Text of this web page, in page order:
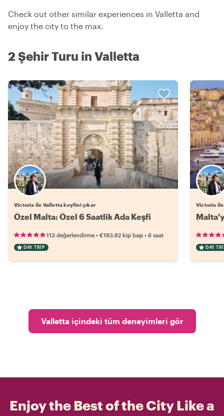
Check out other similar experiences in Valletta and
enjoy the city to the max.
2 Şehir Turu in Valletta
Victoria ile Valletta keyfini çıkar
Özel Malta: Özel 6 Saatlik Ada Keşfi
113 değerlendirme • €183.82 kişi başı • 6 saat
DAY TRIP
Victoria
DAY
Valletta içindeki tüm deneyimleri gör
Enjoy the Best of the City Like a